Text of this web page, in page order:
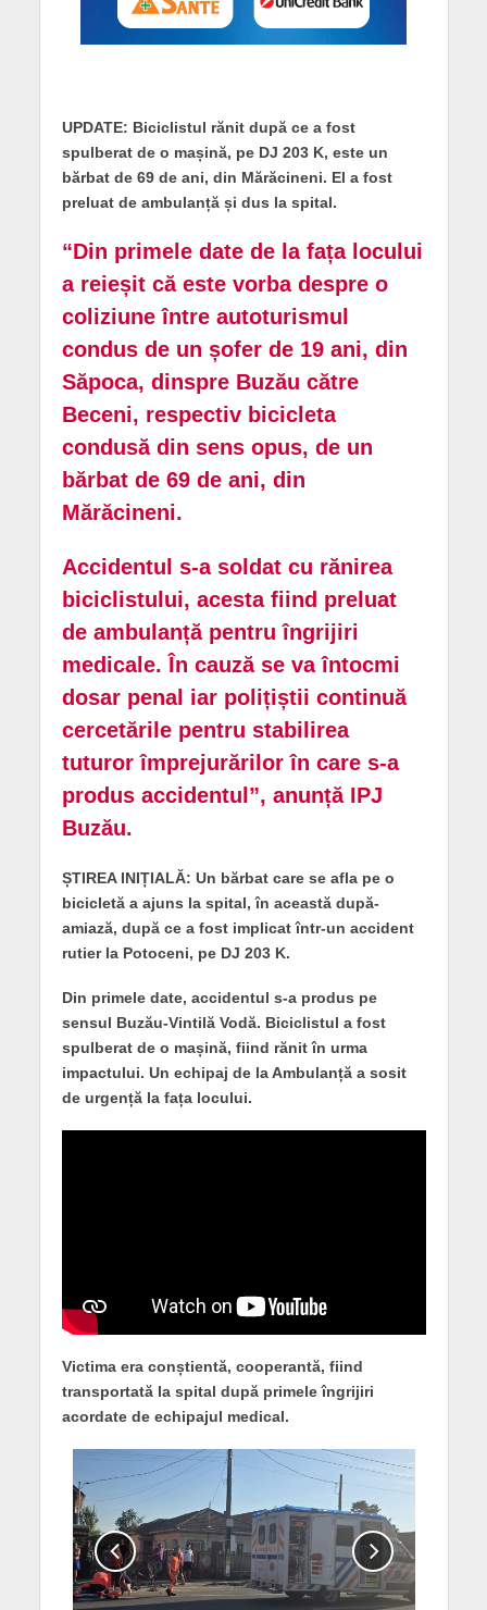
UPDATE: Biciclistul rănit după ce a fost
spulberat de o mașină, pe DJ 203 K, este un
bărbat de 69 de ani, din Mărăcineni. El a fost
preluat de ambulanță și dus la spital.
“Din primele date de la fața locului
a reieșit că este vorba despre o
coliziune între autoturismul
condus de un șofer de 19 ani, din
Săpoca, dinspre Buzău către
Beceni, respectiv bicicleta
condusă din sens opus, de un
bărbat de 69 de ani, din
Mărăcineni.
Accidentul s-a soldat cu rănirea
biciclistului, acesta fiind preluat
de ambulanță pentru îngrijiri
medicale. În cauză se va întocmi
dosar penal iar polițiștii continuă
cercetările pentru stabilirea
tuturor împrejurărilor în care s-a
produs accidentul”, anunță IPJ
Buzău.
ȘTIREA INIȚIALĂ: Un bărbat care se afla pe o
bicicletă a ajuns la spital, în această după-
amiază, după ce a fost implicat într-un accident
rutier la Potoceni, pe DJ 203 K.
Din primele date, accidentul s-a produs pe
sensul Buzău-Vintilă Vodă. Biciclistul a fost
spulberat de o mașină, fiind rănit în urma
impactului. Un echipaj de la Ambulanță a sosit
de urgență la fața locului.
Victima era conștientă, cooperantă, fiind
transportată la spital după primele îngrijiri
acordate de echipajul medical.